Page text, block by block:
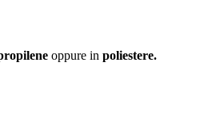
oppure in poliestere.